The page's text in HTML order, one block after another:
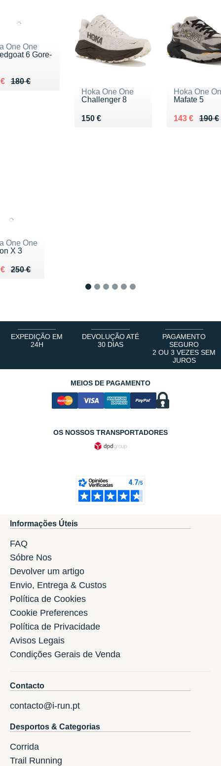
One One
6 Gore-
180 €
de 180 €
135 €
Hoka One One
Challenger 8
150 €
Vendu 150 €
Hoka One
Mafate 5
190 €
Au lieu de
143 €
Vendu 143 €
One One
X 3
250 €
de 250 €
171 €
EXPEDIÇÃO EM
24H
DEVOLUÇÃO ATÉ
30 DIAS
PAGAMENTO
SEGURO
2 OU 3 VEZES SEM
JUROS
MEIOS DE PAGAMENTO
OS NOSSOS TRANSPORTADORES
Informações Úteis
FAQ
Sóbre Nos
Devolver um artigo
Envio, Entrega & Custos
Política de Cookies
Cookie Preferences
Política de Privacidade
Avisos Legais
Condições Gerais de Venda
Contacto
contacto@i-run.pt
Desportos & Categorias
Corrida
Trail Running